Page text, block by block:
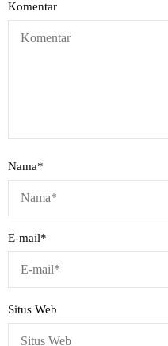
Komentar
Nama*
E-mail*
Situs Web